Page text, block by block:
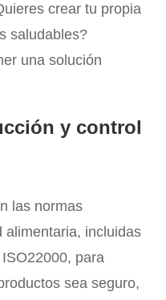
crear tu propia
saludables?
una solución
y control
las normas
alimentaria, incluidas
para
sea seguro,